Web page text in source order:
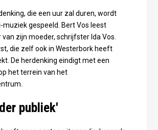
die een uur zal duren, wordt
muziek gespeeld. Bert Vos leest
zijn moeder, schrijfster Ida Vos.
die zelf ook in Westerbork heeft
De herdenking eindigt met een
het terrein van het
publiek'